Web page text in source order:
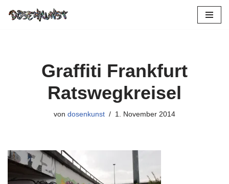
Graffiti Frankfurt
Ratswegkreisel
von dosenkunst 1. November 2014